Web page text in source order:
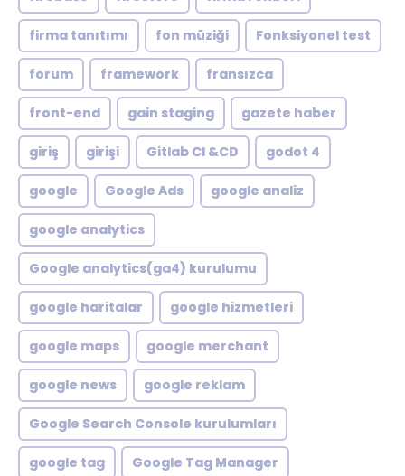
firma tanıtımı fon müziği Fonksiyonel test
forum framework fransızca
front-end gain staging gazete haber
giriş girişi Gitlab CI &CD godot 4
google Google Ads google analiz
google analytics
Google analytics(ga4) kurulumu
google haritalar google hizmetleri
google maps google merchant
google news google reklam
Google Search Console kurulumları
google tag Google Tag Manager